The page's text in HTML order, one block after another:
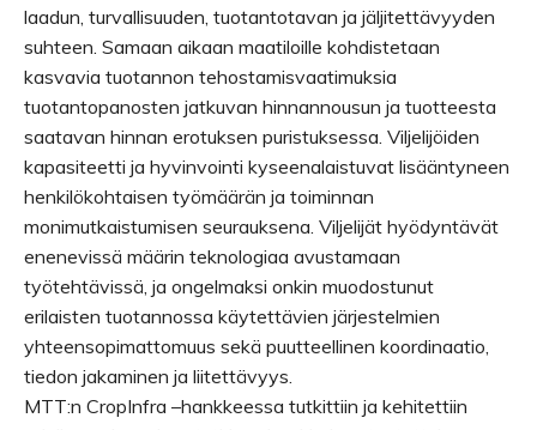
laadun, turvallisuuden, tuotantotavan ja jäljitettävyyden
suhteen. Samaan aikaan maatiloille kohdistetaan
kasvavia tuotannon tehostamisvaatimuksia
tuotantopanosten jatkuvan hinnannousun ja tuotteesta
saatavan hinnan erotuksen puristuksessa. Viljelijöiden
kapasiteetti ja hyvinvointi kyseenalaistuvat lisääntyneen
henkilökohtaisen työmäärän ja toiminnan
monimutkaistumisen seurauksena. Viljelijät hyödyntävät
enenevissä määrin teknologiaa avustamaan
työtehtävissä, ja ongelmaksi onkin muodostunut
erilaisten tuotannossa käytettävien järjestelmien
yhteensopimattomuus sekä puutteellinen koordinaatio,
tiedon jakaminen ja liitettävyys.
MTT:n CropInfra –hankkeessa tutkittiin ja kehitettiin